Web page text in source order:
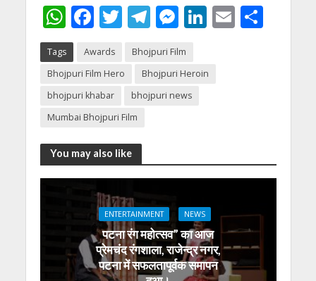
W
h
at
s
A
p
p
F
e
b
o
o
k
T
itt
er
T
e
gr
a
M
ss
e
n
Li
e
E S
Tags Awards
Bhojpuri Film
Bhojpuri Film Hero
Bhojpuri Heroin
bhojpuri khabar
bhojpuri news
Mumbai Bhojpuri Film
You may also like
ENTERTAINMENT NEWS
पटना रंग महोत्सव” का आज
प्रेमचंद रंगशाला, राजेन्द्र नगर,
पटना में सफलतापूर्वक समापन